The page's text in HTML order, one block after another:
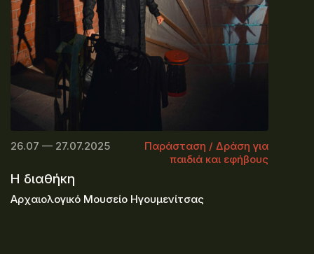
26.07 — 27.07.2025
Παράσταση / Δράση για
παιδιά και εφήβους
Η διαθήκη
Αρχαιολογικό Μουσείο Ηγουμενίτσας